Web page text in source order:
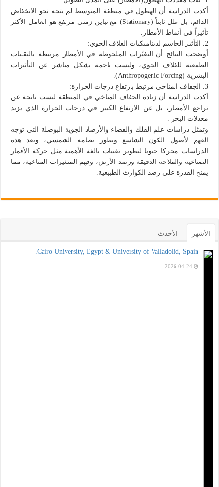
أكدت الدراسة أن الهطول في منطقة المتوسط لم يتجه نحو الانخفاض
الدائم، بل ظل ثابتاً (Stationary) مع تباين زمني مرتفع هو العامل الأكثر
تأثيراً في أنماط الأمطار.
2. التأثير الحاسم لديناميكيات الغلاف الجوي:
أوضحت النتائج أن التغيّرات الملحوظة في الأمطار مرتبطة بالتقلبات
الطبيعية للغلاف الجوي، وليست ناجمة بشكل مباشر عن التأثيرات
البشرية (Anthropogenic Forcing).
3. الجفاف المناخي مرتبط بارتفاع درجات الحرارة:
أكدت الدراسة أن زيادة الجفاف المناخي في المنطقة ليست ناتجة عن
تراجع الأمطار، بل عن الارتفاع الكبير في درجات الحرارة الذي يزيد
معدلات البخر .
وتمثل دراسات علم الفلك والفضاء والأرصاد الجوية البوصلة التى توجه
الفهم لأصول الكون الشاسع وتطور نظامه الشمسي، وتعد هذه
الدراسات محركا حيويا لتطوير تقنيات بالغة الأهمية مثل حركة الأقمار
الصناعية والملاحة الدقيقة ورصد الأرض، وفهم المتغيرات المناخية، مما
يمنح القدرة على رصد الكوارث الطبيعية.
الأشهر الأحدث
Cairo University, Egypt & University of Valladolid, Spain.
2026-04-24